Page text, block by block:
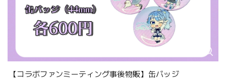
【コラボファンミーティング事後物販】缶バッジ